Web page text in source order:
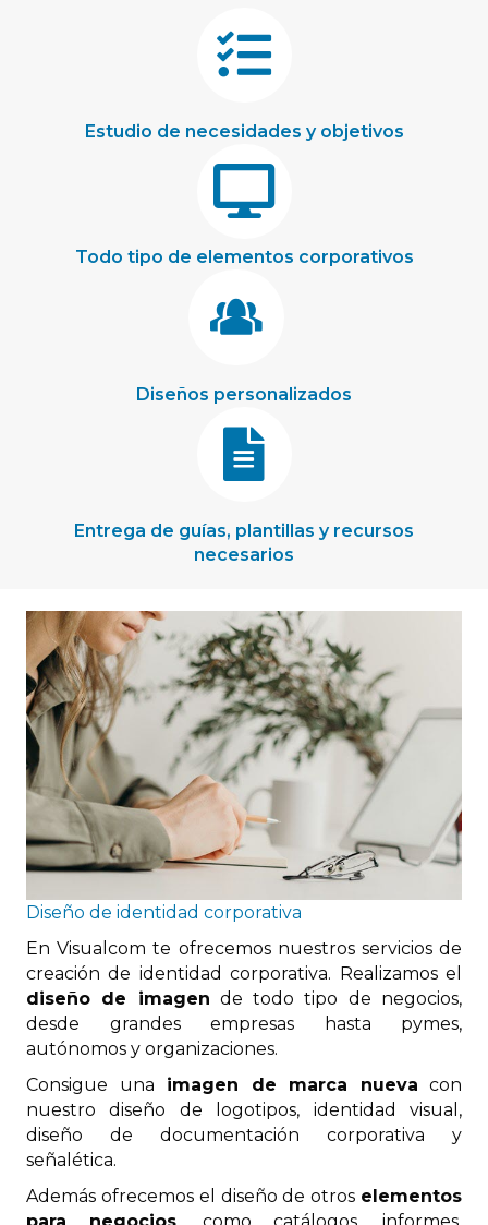
Estudio de necesidades y objetivos
Todo tipo de elementos corporativos
Diseños personalizados
Entrega de guías, plantillas y recursos
necesarios
Diseño de identidad corporativa
En Visualcom te ofrecemos nuestros servicios de
creación de identidad corporativa. Realizamos el
diseño de imagen de todo tipo de negocios,
desde grandes empresas hasta pymes,
autónomos y organizaciones.
Consigue una imagen de marca nueva con
nuestro diseño de logotipos, identidad visual,
diseño de documentación corporativa y
señalética.
Además ofrecemos el diseño de otros elementos
para negocios, como catálogos, informes,